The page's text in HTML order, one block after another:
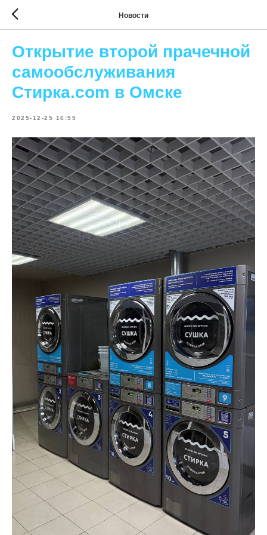
Новости
Открытие второй прачечной
самообслуживания
Стирка.com в Омске
2025-12-25 16:55